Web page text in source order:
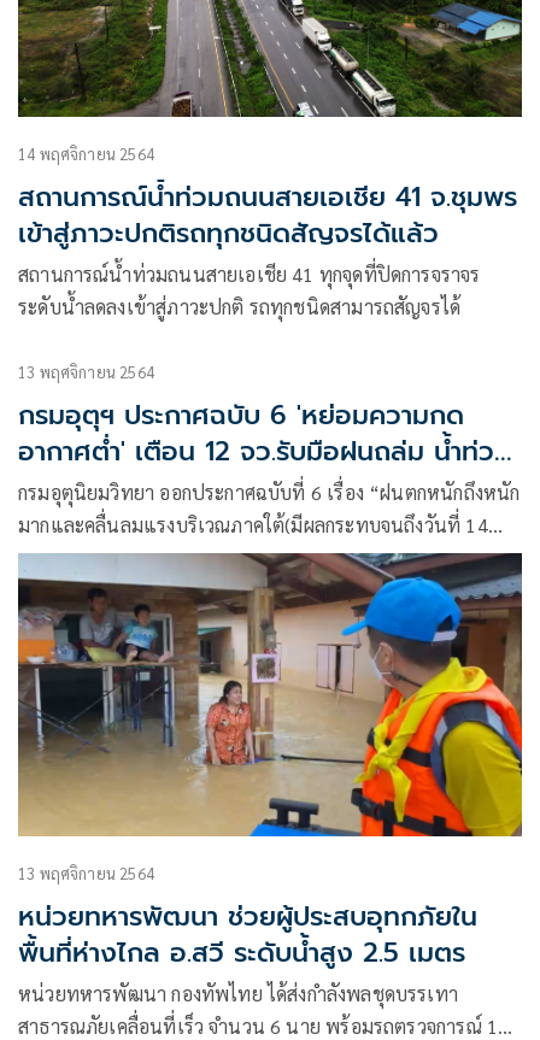
14 พฤศจิกายน 2564
สถานการณ์น้ำท่วมถนนสายเอเชีย 41 จ.ชุมพร
เข้าสู่ภาวะปกติรถทุกชนิดสัญจรได้แล้ว
สถานการณ์น้ำท่วมถนนสายเอเชีย 41 ทุกจุดที่ปิดการจราจร
ระดับน้ำลดลงเข้าสู่ภาวะปกติ รถทุกชนิดสามารถสัญจรได้
13 พฤศจิกายน 2564
กรมอุตุฯ ประกาศฉบับ 6 'หย่อมความกด
อากาศต่ำ' เตือน 12 จว.รับมือฝนถล่ม น้ำท่วม
คลื่นสูง
กรมอุตุนิยมวิทยา ออกประกาศฉบับที่ 6 เรื่อง “ฝนตกหนักถึงหนัก
มากและคลื่นลมแรงบริเวณภาคใต้(มีผลกระทบจนถึงวันที่ 14
พฤศจิกายน 2564)” ระบุว่า หย่อมความกดอากาศต่ำ
13 พฤศจิกายน 2564
หน่วยทหารพัฒนา ช่วยผู้ประสบอุทกภัยใน
พื้นที่ห่างไกล อ.สวี ระดับน้ำสูง 2.5 เมตร
หน่วยทหารพัฒนา กองทัพไทย ได้ส่งกำลังพลชุดบรรเทา
สาธารณภัยเคลื่อนที่เร็ว จำนวน 6 นาย พร้อมรถตรวจการณ์ 1